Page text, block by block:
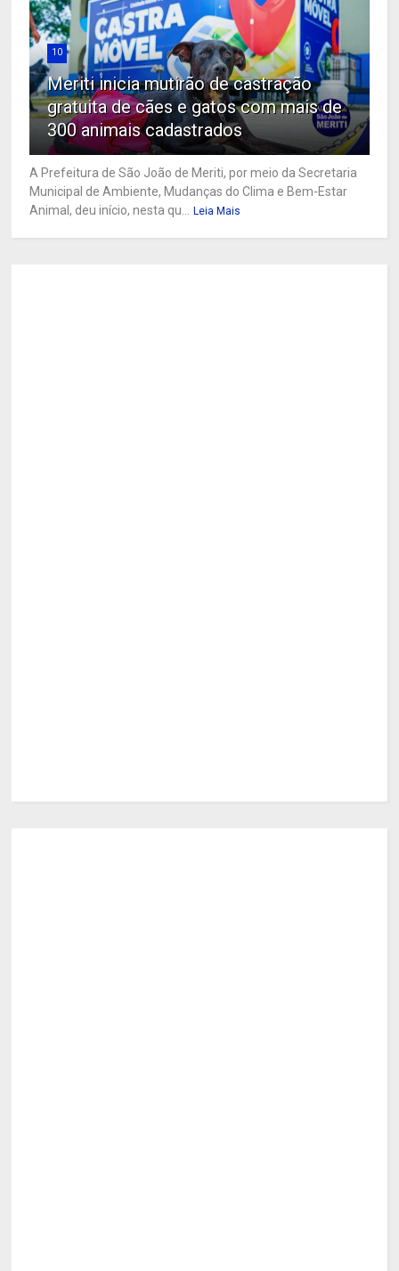
10
Meriti inicia mutirão de castração
gratuita de cães e gatos com mais de
300 animais cadastrados
A Prefeitura de São João de Meriti, por meio da Secretaria
Municipal de Ambiente, Mudanças do Clima e Bem-Estar
Animal, deu início, nesta qu...
Leia Mais